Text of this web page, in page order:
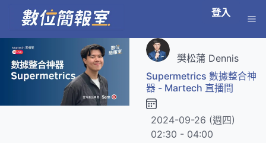
登入
樊松蒲 Dennis
Supermetrics 數據整合神
器 - Martech 直播間
2024-09-26 (週四)
02:30 - 04:00